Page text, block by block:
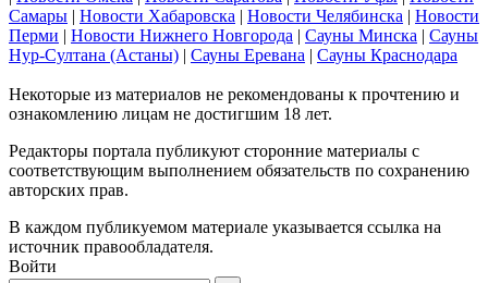
Самары | Новости Хабаровска | Новости Челябинска | Новости
Перми | Новости Нижнего Новгорода | Сауны Минска | Сауны
Нур-Султана (Астаны) | Сауны Еревана | Сауны Краснодара
Некоторые из материалов не рекомендованы к прочтению и
ознакомлению лицам не достигшим 18 лет.
Редакторы портала публикуют сторонние материалы с
соответствующим выполнением обязательств по сохранению
авторских прав.
В каждом публикуемом материале указывается ссылка на
источник правообладателя.
Войти